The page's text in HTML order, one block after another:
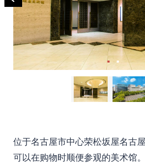
位于名古屋市中心荣松坂屋名古
可以在购物时顺便参观的美术馆